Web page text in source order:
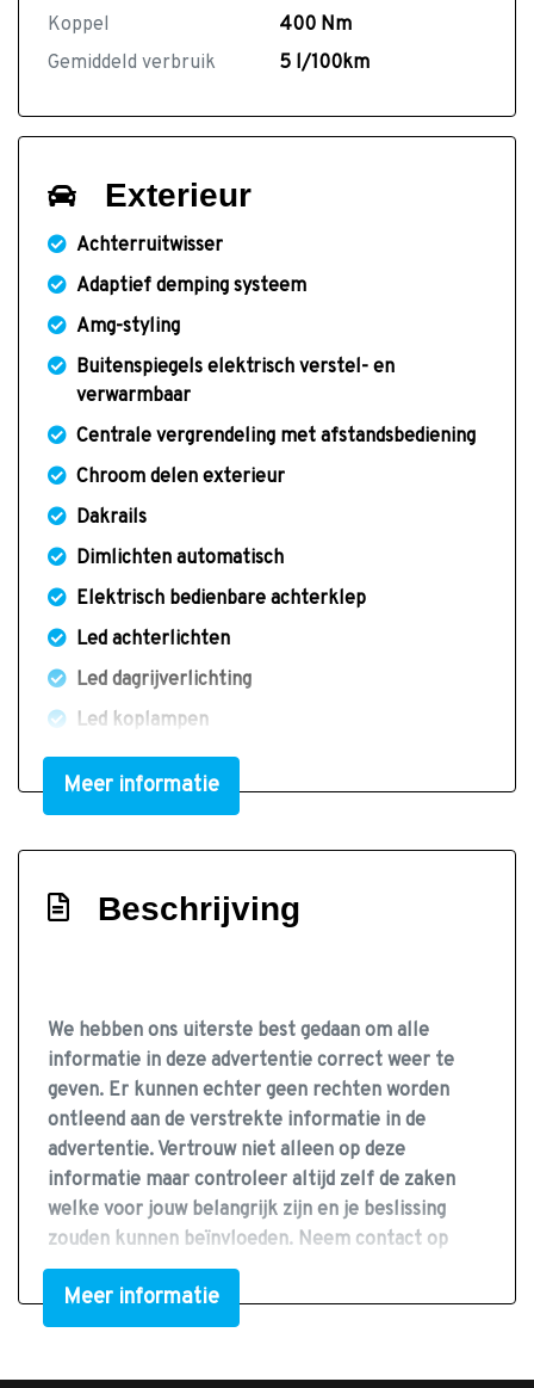
Koppel
400 Nm
Gemiddeld verbruik
5 l/100km
Exterieur
Achterruitwisser
Adaptief demping systeem
Amg-styling
Buitenspiegels elektrisch verstel- en
verwarmbaar
Centrale vergrendeling met afstandsbediening
Chroom delen exterieur
Dakrails
Dimlichten automatisch
Elektrisch bedienbare achterklep
Led achterlichten
Led dagrijverlichting
Led koplampen
Led koplampen adaptief
Parkeersensor achter
Speciale kleur
Sportonderstel
Sportvelgen
Treeplanken
Trekhaak
Trekhaak elektrisch bedienbaar
Warmtewerend glas
Meer informatie
Beschrijving
We hebben ons uiterste best gedaan om alle
informatie in deze advertentie correct weer te
geven. Er kunnen echter geen rechten worden
ontleend aan de verstrekte informatie in de
advertentie. Vertrouw niet alleen op deze
informatie maar controleer altijd zelf de zaken
welke voor jouw belangrijk zijn en je beslissing
zouden kunnen beïnvloeden. Neem contact op
met de verkoper voor aanvullende vragen.
Meer informatie